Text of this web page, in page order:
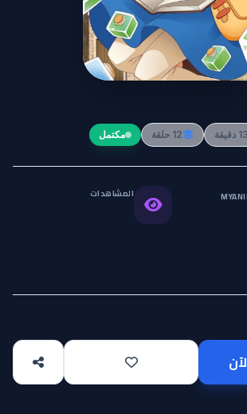
Potion Wagami wo
دقيقة 12 حلقة مكتمل
المشاهدات